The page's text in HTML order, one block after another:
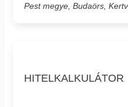
Pest megye, Budaörs,
HITELKALKULÁTOR